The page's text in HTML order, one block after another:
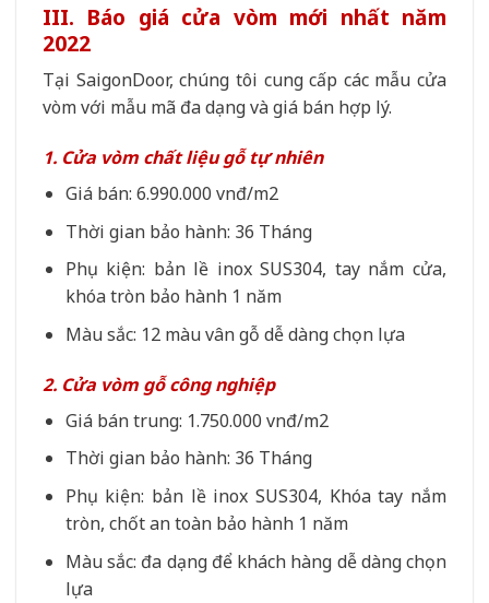
III. Báo giá cửa vòm​ mới nhất năm
2022
Tại SaigonDoor, chúng tôi cung cấp các mẫu cửa
vòm với mẫu mã đa dạng và giá bán hợp lý.
1. Cửa vòm chất liệu gỗ tự nhiên
Giá bán: 6.990.000 vnđ/m2
Thời gian bảo hành: 36 Tháng
Phụ kiện: bản lề inox SUS304, tay nắm cửa,
khóa tròn bảo hành 1 năm
Màu sắc: 12 màu vân gỗ dễ dàng chọn lựa
2. Cửa vòm gỗ công nghiệp
Giá bán trung: 1.750.000 vnđ/m2
Thời gian bảo hành: 36 Tháng
Phụ kiện: bản lề inox SUS304, Khóa tay nắm
tròn, chốt an toàn bảo hành 1 năm
Màu sắc: đa dạng để khách hàng dễ dàng chọn
lựa